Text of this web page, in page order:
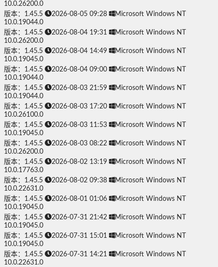
10.0.26200.0
版本：1.45.5
2026-08-05 09:28
Microsoft Windows NT
10.0.19044.0
版本：1.45.5
2026-08-04 19:31
Microsoft Windows NT
10.0.26200.0
版本：1.45.5
2026-08-04 14:49
Microsoft Windows NT
10.0.19045.0
版本：1.45.5
2026-08-04 09:00
Microsoft Windows NT
10.0.19044.0
版本：1.45.5
2026-08-03 21:59
Microsoft Windows NT
10.0.19044.0
版本：1.45.5
2026-08-03 17:20
Microsoft Windows NT
10.0.26100.0
版本：1.45.5
2026-08-03 11:53
Microsoft Windows NT
10.0.19045.0
版本：1.45.5
2026-08-03 08:22
Microsoft Windows NT
10.0.26200.0
版本：1.45.5
2026-08-02 13:19
Microsoft Windows NT
10.0.17763.0
版本：1.45.5
2026-08-02 09:38
Microsoft Windows NT
10.0.22631.0
版本：1.45.5
2026-08-01 01:06
Microsoft Windows NT
10.0.19045.0
版本：1.45.5
2026-07-31 21:42
Microsoft Windows NT
10.0.19045.0
版本：1.45.5
2026-07-31 15:01
Microsoft Windows NT
10.0.19045.0
版本：1.45.5
2026-07-31 14:21
Microsoft Windows NT
10.0.22631.0